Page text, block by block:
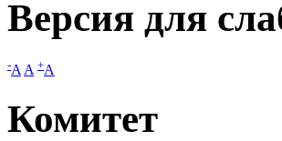
Версия для
-A A +A
Комитет